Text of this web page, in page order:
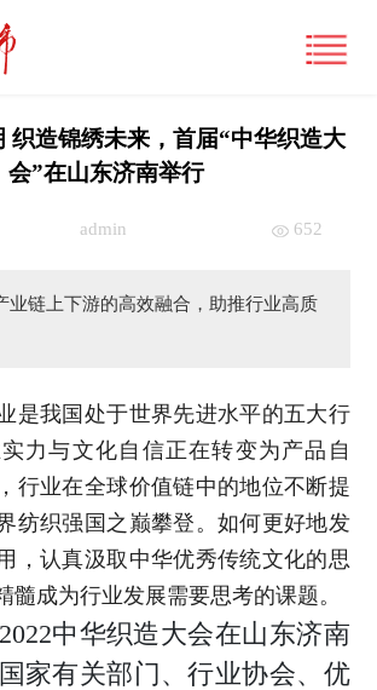
要闻
品牌
专栏
大咖
跨界
展讯
国际
国内
时尚活动
经营管理
市场
商业
企管
新知
视频
电子刊
专题
织造锦绣未来，首届“中华织造大
会”在山东济南举行
admin 652
业链上下游的高效融合，助推行业高质
是我国处于世界先进水平的五大行
力与文化自信正在转变为产品自
行业在全球价值链中的地位不断提
纺织强国之巅攀登。如何更好地发
，认真汲取中华优秀传统文化的思
髓成为行业发展需要思考的课题。
中华织造大会在山东济南
家有关部门、行业协会、优